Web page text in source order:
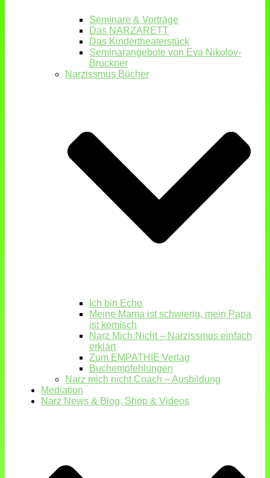
Seminare & Vorträge
Das NARZARETT
Das Kindertheaterstück
Seminarangebote von Eva Nikolov-
Bruckner
Narzissmus Bücher
Ich bin Echo
Meine Mama ist schwierig, mein Papa
ist komisch
Narz Mich Nicht – Narzissmus einfach
erklärt
Zum EMPATHIE Verlag
Buchempfehlungen
Narz mich nicht Coach – Ausbildung
Mediation
Narz News & Blog, Shop & Videos